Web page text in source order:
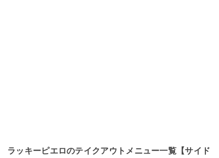
ラッキーピエロのテイクアウトメニュー一覧【サイド